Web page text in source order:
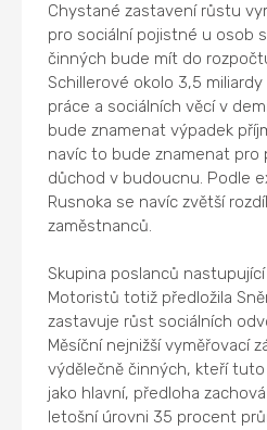
Chystané zastavení růstu
pro sociální pojistné u osob
činných bude mít do
Schillerové okolo 3,5 miliardy
práce a sociálních věcí v
bude znamenat výpadek
navíc to bude znamenat pro
důchod v budoucnu. Podle
Rusnoka se navíc zvětší
zaměstnanců.
Skupina poslanců nastupující
Motoristů totiž předložila
zastavuje růst sociálních
Měsíční nejnižší vyměřovací
výdělečně činných, kteří
jako hlavní, předloha
letošní úrovni 35 procent